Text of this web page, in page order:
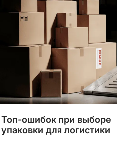
Топ-ошибок при выборе
упаковки для логистики